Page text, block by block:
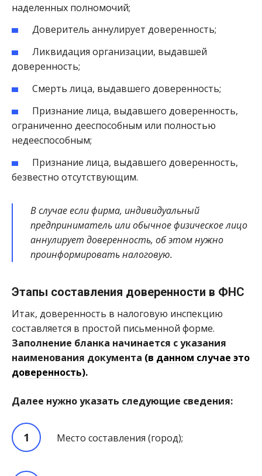
наделенных полномочий;
Доверитель аннулирует доверенность;
Ликвидация организации, выдавшей
доверенность;
Смерть лица, выдавшего доверенность;
Признание лица, выдавшего доверенность,
ограниченно дееспособным или полностью
недееспособным;
Признание лица, выдавшего доверенность,
безвестно отсутствующим.
В случае если фирма, индивидуальный
предприниматель или обычное физическое лицо
аннулирует доверенность, об этом нужно
проинформировать налоговую.
Этапы составления доверенности в ФНС
Итак, доверенность в налоговую инспекцию
составляется в простой письменной форме.
Заполнение бланка начинается с указания
наименования документа (в данном случае это
доверенность).
Далее нужно указать следующие сведения:
Место составления (город);